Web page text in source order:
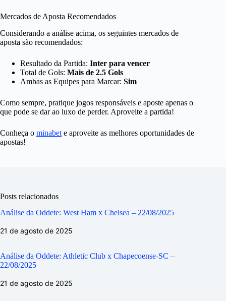
Mercados de Aposta Recomendados
Considerando a análise acima, os seguintes mercados de
aposta são recomendados:
Resultado da Partida: Inter para vencer
Total de Gols: Mais de 2.5 Gols
Ambas as Equipes para Marcar: Sim
Como sempre, pratique jogos responsáveis e aposte apenas o
que pode se dar ao luxo de perder. Aproveite a partida!
Conheça o minabet e aproveite as melhores oportunidades de
apostas!
Posts relacionados
Análise da Oddete: West Ham x Chelsea – 22/08/2025
21 de agosto de 2025
Análise da Oddete: Athletic Club x Chapecoense-SC –
22/08/2025
21 de agosto de 2025